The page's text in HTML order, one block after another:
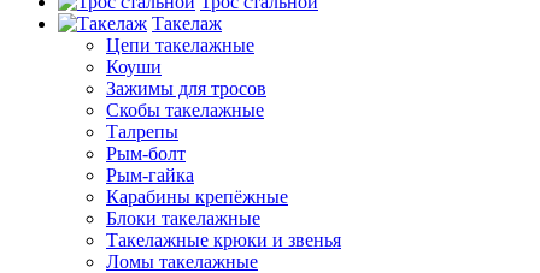
Такелаж
Цепи такелажные
Коуши
Зажимы для тросов
Скобы такелажные
Талрепы
Рым-болт
Рым-гайка
Карабины крепёжные
Блоки такелажные
Такелажные крюки и звенья
Ломы такелажные